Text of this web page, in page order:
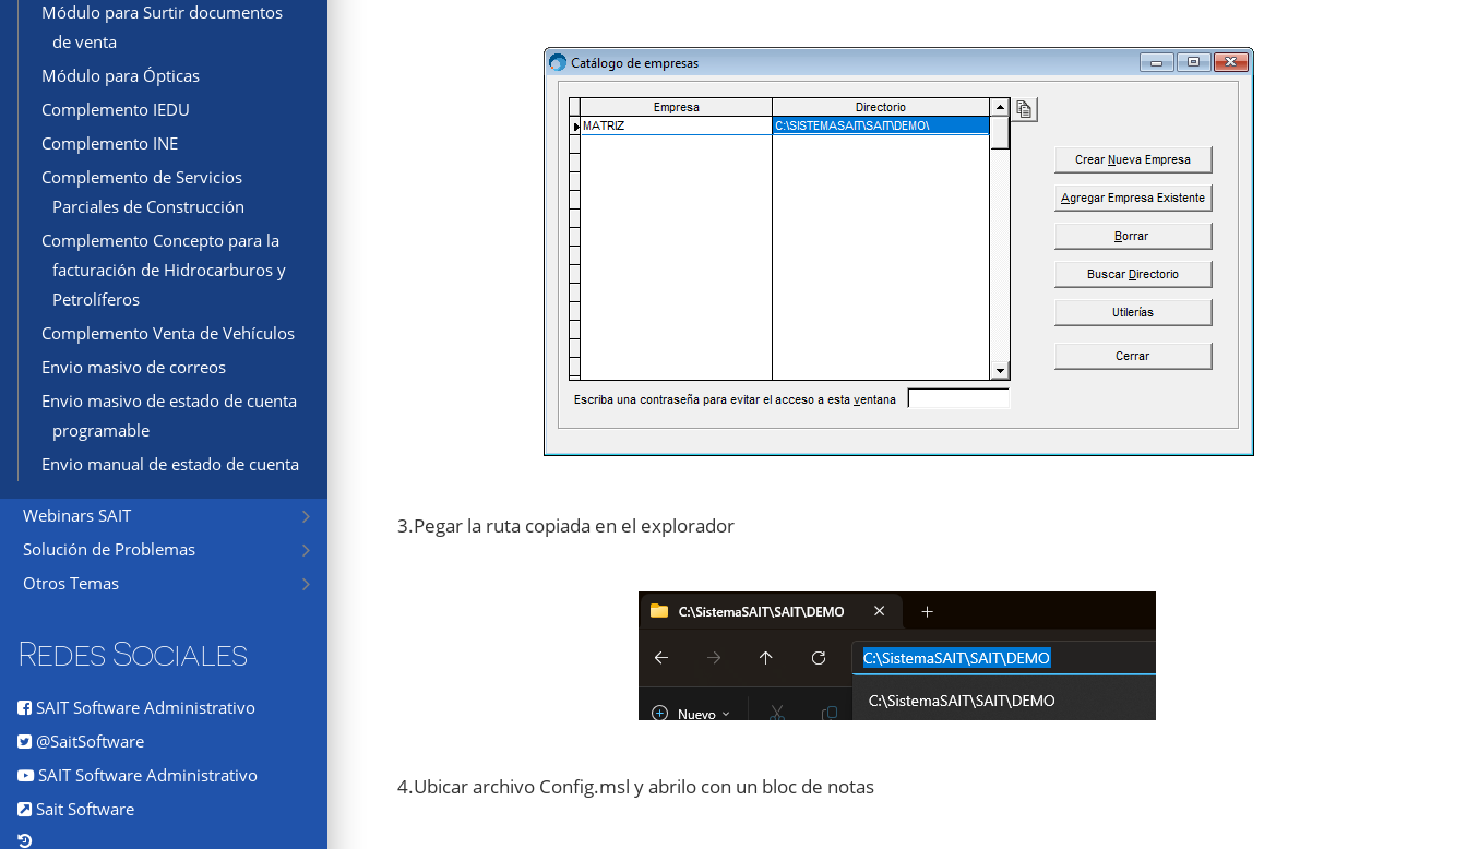
Módulo para Surtir documentos
de venta
Módulo para Ópticas
Complemento IEDU
Complemento INE
Complemento de Servicios
Parciales de Construcción
Complemento Concepto para la
facturación de Hidrocarburos y
Petrolíferos
Complemento Venta de Vehículos
Envio masivo de correos
Envio masivo de estado de cuenta
programable
Envio manual de estado de cuenta
Webinars SAIT
Solución de Problemas
Otros Temas
Redes Sociales
SAIT Software Administrativo
@SaitSoftware
SAIT Software Administrativo
Sait Software
3.Pegar la ruta copiada en el explorador
4.Ubicar archivo Config.msl y abrilo con un bloc de notas